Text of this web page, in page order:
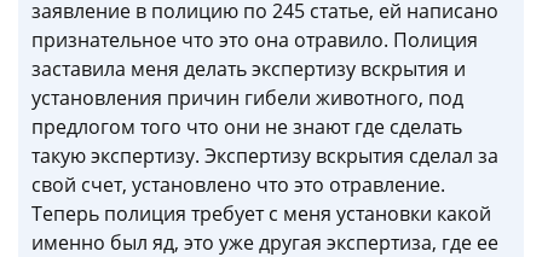
заявление в полицию по 245 статье, ей написано
признательное что это она отравило. Полиция
заставила меня делать экспертизу вскрытия и
установления причин гибели животного, под
предлогом того что они не знают где сделать
такую экспертизу. Экспертизу вскрытия сделал за
свой счет, установлено что это отравление.
Теперь полиция требует с меня установки какой
именно был яд, это уже другая экспертиза, где ее